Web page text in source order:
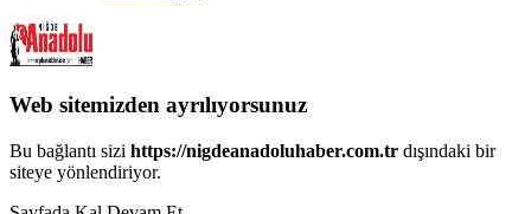
Web sitemizden ayrılıyorsunuz
Bu bağlantı sizi https://nigdeanadoluhaber.com.tr dışındaki bir
siteye yönlendiriyor.